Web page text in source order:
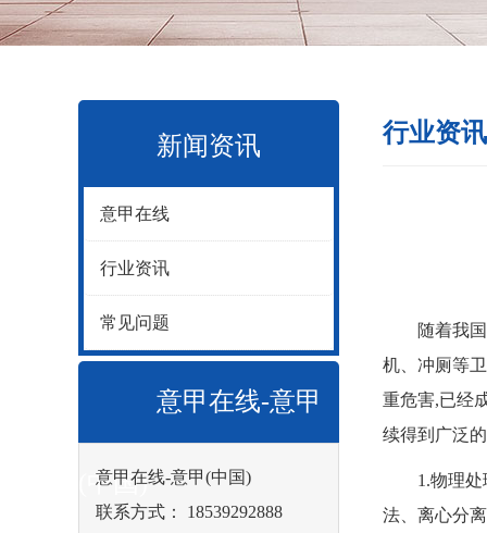
新闻资讯
意甲在线
行业资讯
常见问题
意甲在线-意甲
(中国)
意甲在线-意甲(中国)
联系方式： 18539292888
行业资讯
随着我国经
机、冲厕等
重危害,已经
续得到广泛
1.物理处理
法、离心分